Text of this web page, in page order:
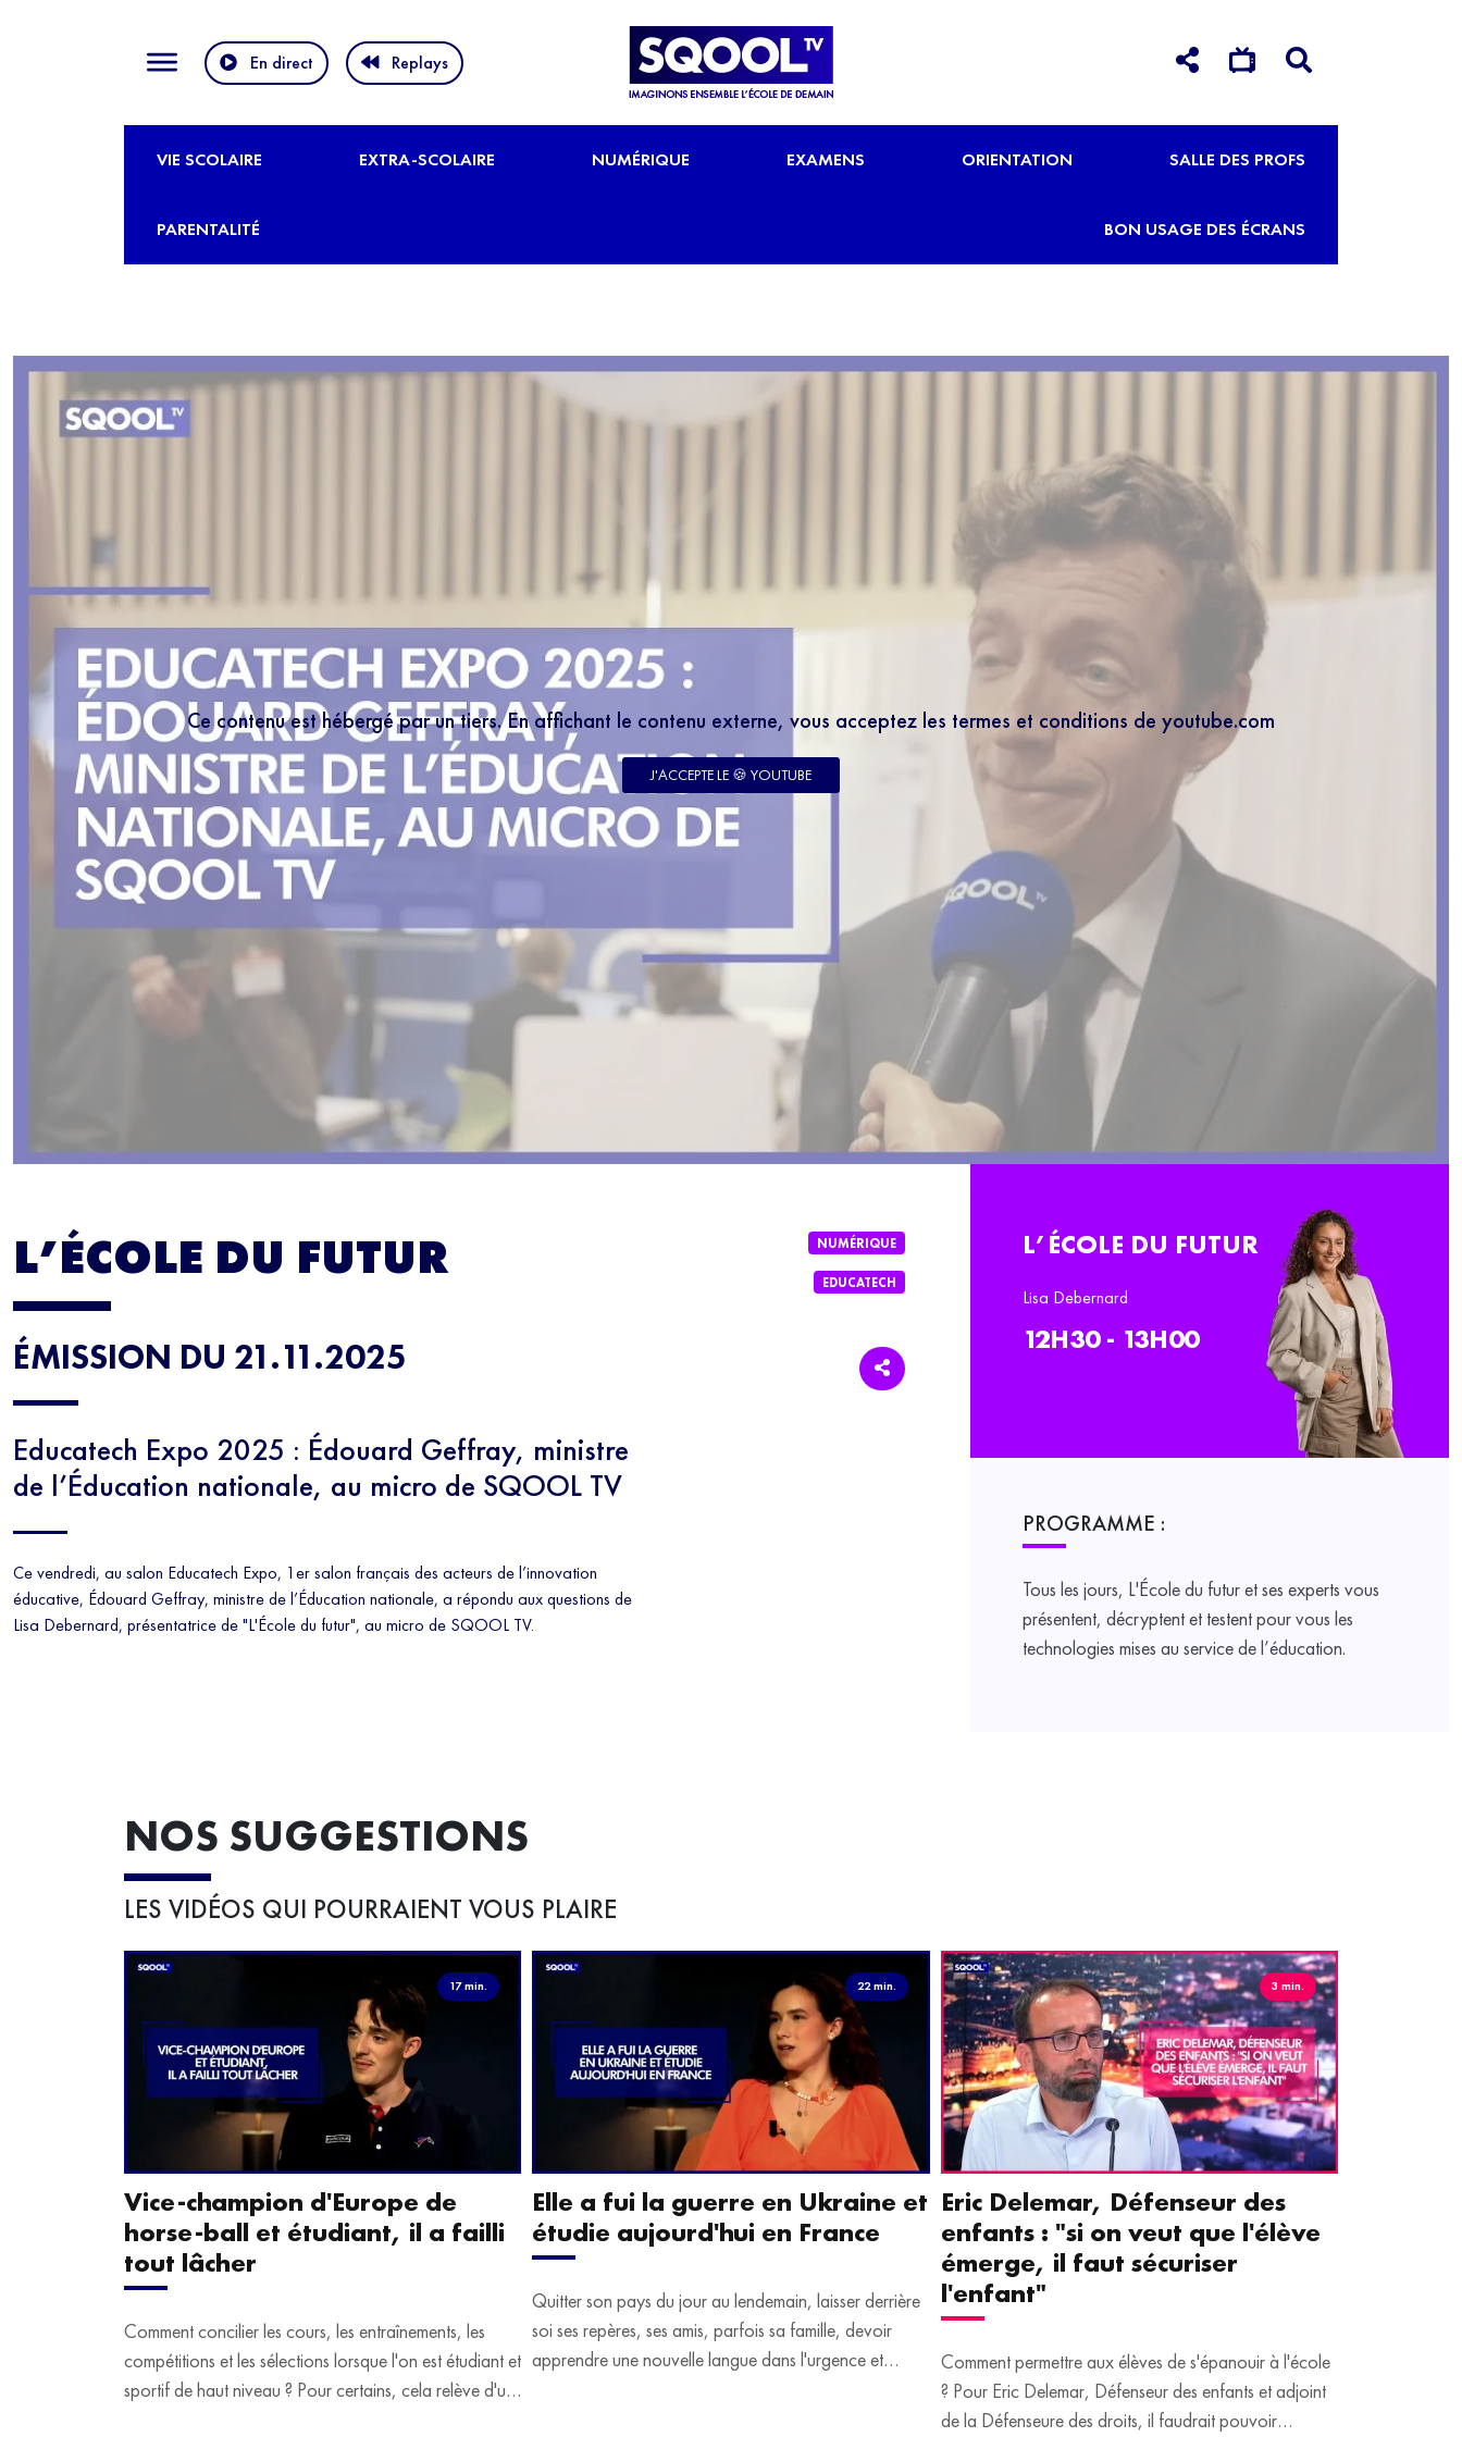
En direct Replays
VIE SCOLAIRE EXTRA-SCOLAIRE NUMÉRIQUE EXAMENS ORIENTATION SALLE DES PROFS
PARENTALITÉ BON USAGE DES ÉCRANS
Ce contenu est hébergé par un tiers. En affichant le contenu externe, vous acceptez les termes et conditions de youtube.com
J'ACCEPTE LE 🍪 YOUTUBE
L’ÉCOLE DU FUTUR
ÉMISSION DU 21.11.2025
Educatech Expo 2025 : Édouard Geffray, ministre
de l’Éducation nationale, au micro de SQOOL TV
Ce vendredi, au salon Educatech Expo, 1er salon français des acteurs de l’innovation
éducative, Édouard Geffray, ministre de l’Éducation nationale, a répondu aux questions de
Lisa Debernard, présentatrice de "L'École du futur", au micro de SQOOL TV.
NUMÉRIQUE
EDUCATECH
L’ÉCOLE DU FUTUR
Lisa Debernard
12H30 - 13H00
PROGRAMME :
Tous les jours, L'École du futur et ses experts vous
présentent, décryptent et testent pour vous les
technologies mises au service de l’éducation.
NOS SUGGESTIONS
LES VIDÉOS QUI POURRAIENT VOUS PLAIRE
17 min.
Vice-champion d'Europe de
horse-ball et étudiant, il a failli
tout lâcher
Comment concilier les cours, les entraînements, les
compétitions et les sélections lorsque l'on est étudiant et
sportif de haut niveau ? Pour certains, cela relève d'un
22 min.
Elle a fui la guerre en Ukraine et
étudie aujourd'hui en France
Quitter son pays du jour au lendemain, laisser derrière
soi ses repères, ses amis, parfois sa famille, devoir
apprendre une nouvelle langue dans l'urgence et
3 min.
Eric Delemar, Défenseur des
enfants : "si on veut que l'élève
émerge, il faut sécuriser
l'enfant"
Comment permettre aux élèves de s'épanouir à l'école
? Pour Eric Delemar, Défenseur des enfants et adjoint
de la Défenseure des droits, il faudrait pouvoir